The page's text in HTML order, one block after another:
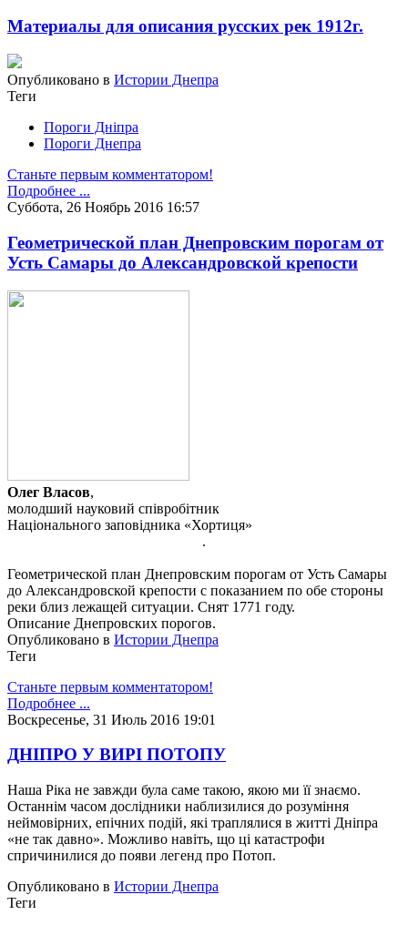
Материалы для описания русских рек 1912г.
Опубликовано в Истории Днепра
Теги
Пороги Дніпра
Пороги Днепра
Станьте первым комментатором!
Подробнее ...
Суббота, 26 Ноябрь 2016 16:57
Геометрической план Днепровским порогам от
Усть Самары до Александровской крепости
Олег Власов,
молодший науковий співробітник
Національного заповідника «Хортиця»
.
Геометрической план Днепровским порогам от Усть Самары
до Александровской крепости с показанием по обе стороны
реки близ лежащей ситуации. Снят 1771 году.
Описание Днепровских порогов.
Опубликовано в Истории Днепра
Теги
Станьте первым комментатором!
Подробнее ...
Воскресенье, 31 Июль 2016 19:01
ДНІПРО У ВИРІ ПОТОПУ
Наша Ріка не завжди була саме такою, якою ми її знаємо.
Останнім часом дослідники наблизилися до розуміння
неймовірних, епічних подiй, які траплялися в житті Дніпра
«не так давно». Можливо навiть, що цi катастрофи
спричинилися до появи легенд про Потоп.
Опубликовано в Истории Днепра
Теги